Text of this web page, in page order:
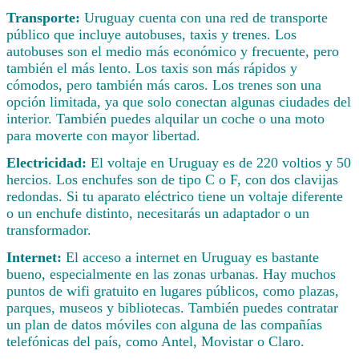
Transporte: Uruguay cuenta con una red de transporte
público que incluye autobuses, taxis y trenes. Los
autobuses son el medio más económico y frecuente, pero
también el más lento. Los taxis son más rápidos y
cómodos, pero también más caros. Los trenes son una
opción limitada, ya que solo conectan algunas ciudades del
interior. También puedes alquilar un coche o una moto
para moverte con mayor libertad.
Electricidad: El voltaje en Uruguay es de 220 voltios y 50
hercios. Los enchufes son de tipo C o F, con dos clavijas
redondas. Si tu aparato eléctrico tiene un voltaje diferente
o un enchufe distinto, necesitarás un adaptador o un
transformador.
Internet: El acceso a internet en Uruguay es bastante
bueno, especialmente en las zonas urbanas. Hay muchos
puntos de wifi gratuito en lugares públicos, como plazas,
parques, museos y bibliotecas. También puedes contratar
un plan de datos móviles con alguna de las compañías
telefónicas del país, como Antel, Movistar o Claro.